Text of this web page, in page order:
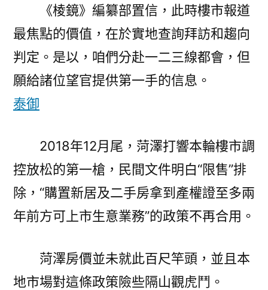
《棱鏡》編纂部置信，此時樓市報道
最焦點的價值，在於實地查詢拜訪和趨向
判定。是以，咱們分赴一二三線都會，但
願給諸位望官提供第一手的信息。
泰御
2018年12月尾，菏澤打響本輪樓市調
控放松的第一槍，民間文件明白“限售”排
除，“購置新居及二手房拿到產權證至多兩
年前方可上市生意業務”的政策不再合用。
菏澤房價並未就此百尺竿頭，並且本
地市場對這條政策險些隔山觀虎鬥。